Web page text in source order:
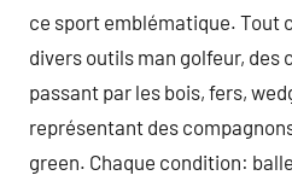
ce sport emblématique. Tout
divers outils man golfeur, des
passant par les bois, fers,
représentant des
green. Chaque condition: